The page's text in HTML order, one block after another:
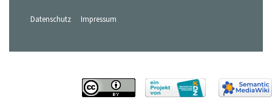
Datenschutz Impressum